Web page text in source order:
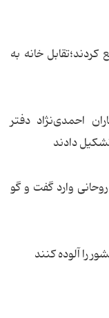
خانه به
احمدی‌نژاد دفتر
دادند
روحانی وارد گفت و گو
را آلوده کنند